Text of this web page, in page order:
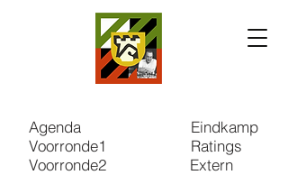
Agenda
Voorronde1
Voorronde2
Eindkamp
Ratings
Extern